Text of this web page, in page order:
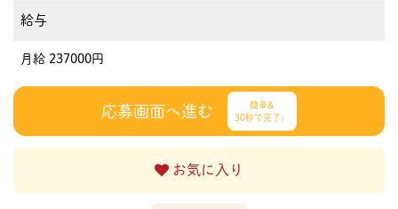
給与
月給 237000円
応募画面へ進む
簡単&
30秒で完了♩
お気に入り